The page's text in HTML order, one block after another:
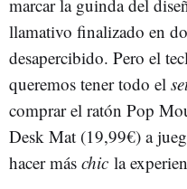
marcar la guinda del
llamativo finalizado en
desapercibido. Pero el
queremos tener todo el
comprar el ratón Pop
Desk Mat (19,99€) a
hacer más chic la